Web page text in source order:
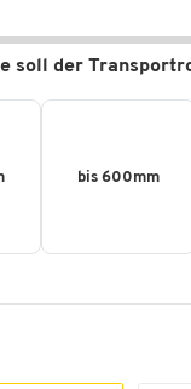
soll der
bis 600mm